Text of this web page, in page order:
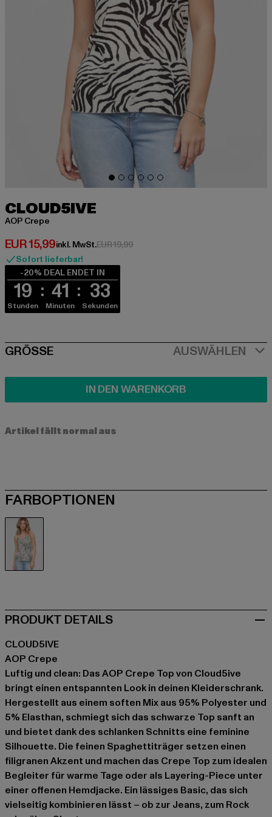
CLOUD5IVE
AOP Crepe
EUR 15,99
Derzeitiger Preis: EUR 15,99
inkl. MwSt.EUR 19,99Aktionspreis: EUR 19,99
Sofort lieferbar!
-20% DEAL ENDET IN
19
Stunden
41
Minuten
33
Sekunden
SIZE
GRÖSSE AUSWÄHLEN
IN DEN WARENKORB
Artikel fällt normal aus
FARBOPTIONEN
PRODUKT DETAILS
CLOUD5IVE
AOP Crepe
Luftig und clean: Das AOP Crepe Top von Cloud5ive
bringt einen entspannten Look in deinen Kleiderschrank.
Hergestellt aus einem soften Mix aus 95% Polyester und
5% Elasthan, schmiegt sich das schwarze Top sanft an
und bietet dank des schlanken Schnitts eine feminine
Silhouette. Die feinen Spaghettiträger setzen einen
filigranen Akzent und machen das Crepe Top zum idealen
Begleiter für warme Tage oder als Layering-Piece unter
einer offenen Hemdjacke. Ein lässiges Basic, das sich
vielseitig kombinieren lässt – ob zur Jeans, zum Rock